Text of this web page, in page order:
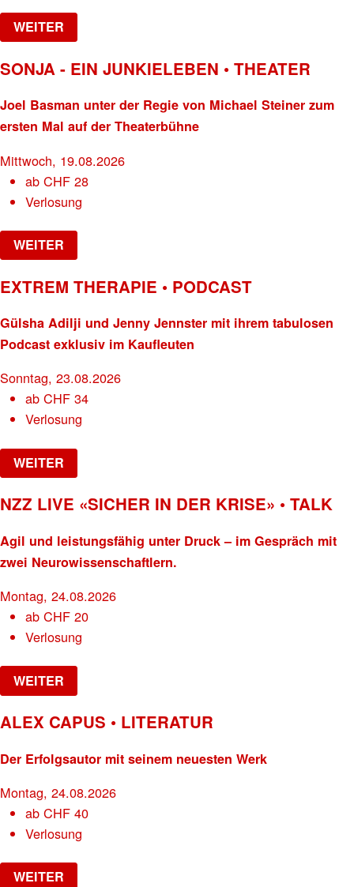
WEITER
SONJA - EIN JUNKIELEBEN • THEATER
Joel Basman unter der Regie von Michael Steiner zum
ersten Mal auf der Theaterbühne
Mittwoch, 19.08.2026
abCHF 28
Verlosung
WEITER
EXTREM THERAPIE • PODCAST
Gülsha Adilji und Jenny Jennster mit ihrem tabulosen
Podcast exklusiv im Kaufleuten
Sonntag, 23.08.2026
abCHF 34
Verlosung
WEITER
NZZ LIVE «SICHER IN DER KRISE» • TALK
Agil und leistungsfähig unter Druck – im Gespräch mit
zwei Neurowissenschaftlern.
Montag, 24.08.2026
abCHF 20
Verlosung
WEITER
ALEX CAPUS • LITERATUR
Der Erfolgsautor mit seinem neuesten Werk
Montag, 24.08.2026
abCHF 40
Verlosung
WEITER